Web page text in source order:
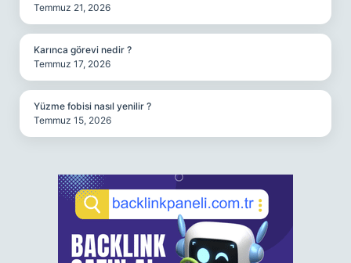
Temmuz 21, 2026
Karınca görevi nedir ?
Temmuz 17, 2026
Yüzme fobisi nasıl yenilir ?
Temmuz 15, 2026